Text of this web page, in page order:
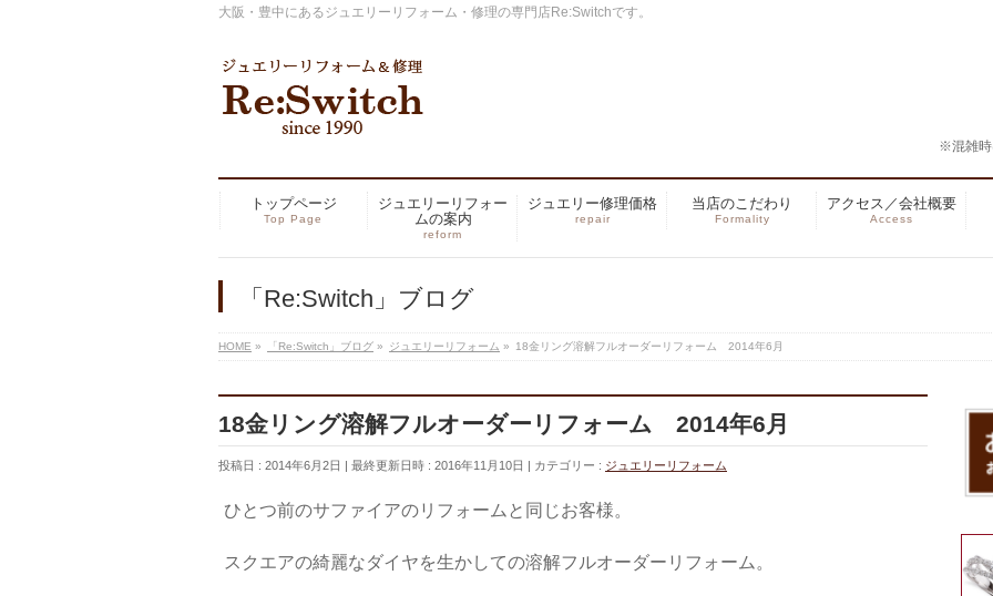
大阪・豊中にあるジュエリーリフォーム・修理の専門店Re:Switchです。
※混雑時
トップページ
Top Page
ジュエリーリフォー
ムの案内
reform
ジュエリー修理価格
repair
当店のこだわり
Formality
アクセス／会社概要
Access
「Re:Switch」ブログ
HOME » 「Re:Switch」ブログ » ジュエリーリフォーム » 18金リング溶解フルオーダーリフォーム 2014年6月
18金リング溶解フルオーダーリフォーム 2014年6月
投稿日 : 2014年6月2日 最終更新日時 : 2016年11月10日 カテゴリー : ジュエリーリフォーム
ひとつ前のサファイアのリフォームと同じお客様。
スクエアの綺麗なダイヤを生かしての溶解フルオーダーリフォーム。